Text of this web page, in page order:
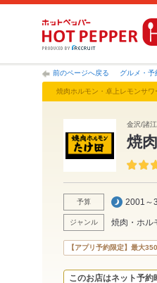
前のページへ戻る グルメ・予
焼肉ホルモン・卓上レモンサワ
金沢/諸
焼
予算 2001～
ジャンル 焼肉・ホル
【アプリ予約限定】最大
このお店はネット予